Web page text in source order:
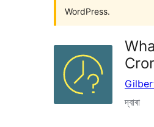
WordPress.
দ্বাৰা